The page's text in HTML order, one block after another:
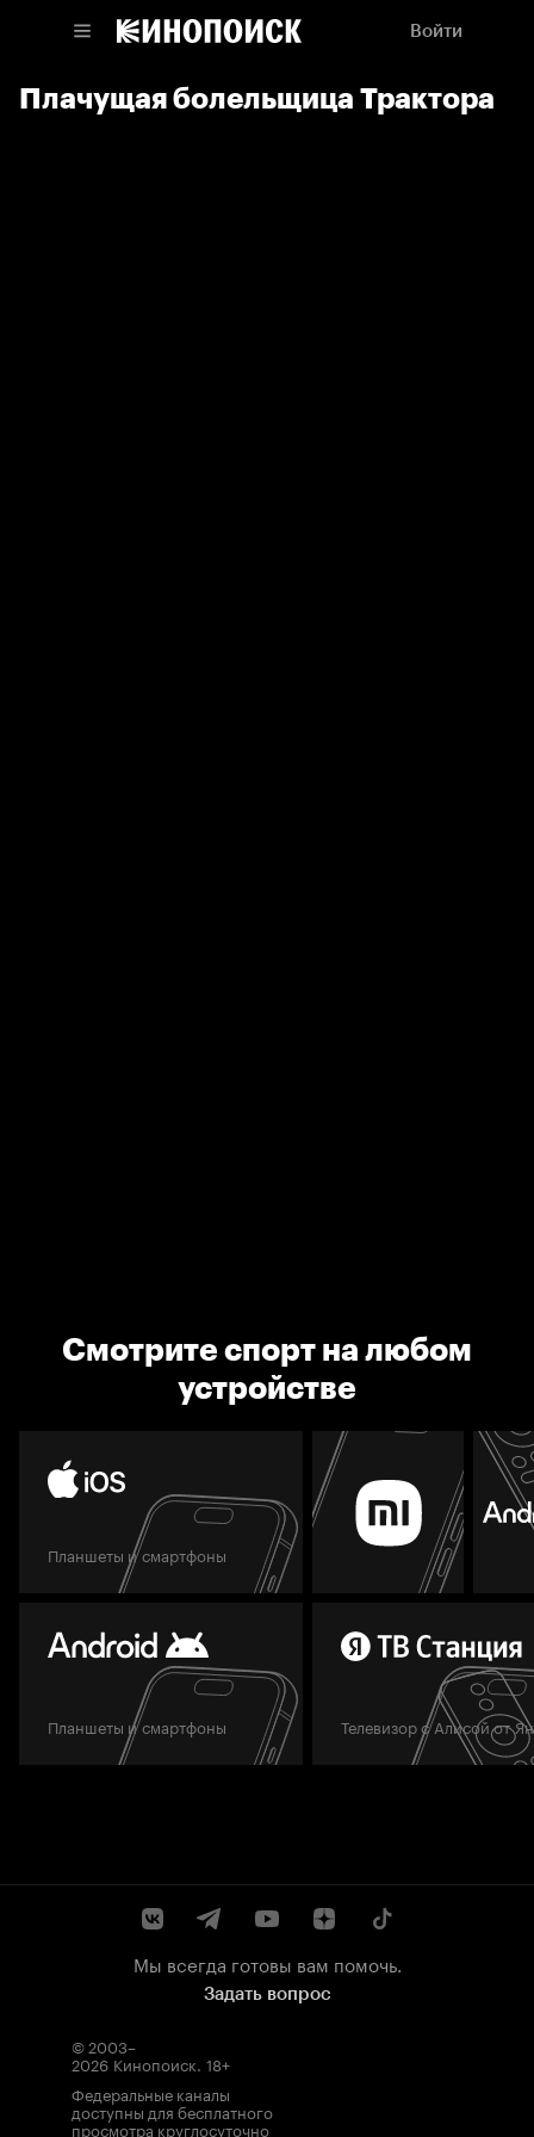
Войти
Плачущая болельщица Трактора
Смотрите спорт на любом
устройстве
Планшеты и смартфоны
Планшеты и смартфоны Телевизор с Алисой от
Мы всегда готовы вам помочь.
Задать вопрос
© 2003–
2026 Кинопоиск. 18+
Федеральные каналы
доступны для бесплатного
просмотра круглосуточно